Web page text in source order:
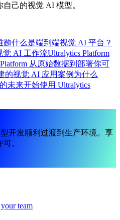
己的视觉 AI 模型。
题什么是端到端视觉 AI 平台？
觉 AI 工作流Ultralytics Platform
从原始数据到部署你可
的视觉 AI 应用案例 为什么
未来开始使用 Ultralytics
开发顺利过渡到生产环境。享
。